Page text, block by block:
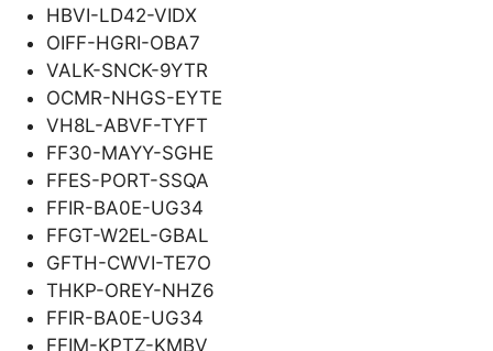
HBVI-LD42-VIDX
OIFF-HGRI-OBA7
VALK-SNCK-9YTR
OCMR-NHGS-EYTE
VH8L-ABVF-TYFT
FF30-MAYY-SGHE
FFES-PORT-SSQA
FFIR-BA0E-UG34
FFGT-W2EL-GBAL
GFTH-CWVI-TE7O
THKP-OREY-NHZ6
FFIR-BA0E-UG34
FFIM-KPTZ-KMBV